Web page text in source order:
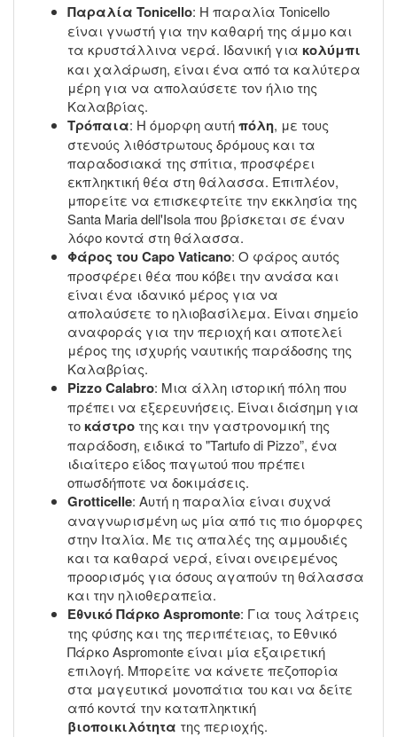
Παραλία Tonicello: Η παραλία Tonicello
είναι γνωστή για την καθαρή της άμμο και
τα κρυστάλλινα νερά. Ιδανική για κολύμπι
και χαλάρωση, είναι ένα από τα καλύτερα
μέρη για να απολαύσετε τον ήλιο της
Καλαβρίας.
Τρόπαια: Η όμορφη αυτήπόλη, με τους
στενούς λιθόστρωτους δρόμους και τα
παραδοσιακά της σπίτια, προσφέρει
εκπληκτική θέα στη θάλασσα. Επιπλέον,
μπορείτε να επισκεφτείτε την εκκλησία της
Santa Maria dell'Isola που βρίσκεται σε έναν
λόφο κοντά στη θάλασσα.
Φάρος του Capo Vaticano: Ο φάρος αυτός
προσφέρει θέα που κόβει την ανάσα και
είναι ένα ιδανικό μέρος για να
απολαύσετε το ηλιοβασίλεμα. Είναι σημείο
αναφοράς για την περιοχή και αποτελεί
μέρος της ισχυρής ναυτικής παράδοσης της
Καλαβρίας.
Pizzo Calabro: Μια άλλη ιστορική πόλη που
πρέπει να εξερευνήσεις. Είναι διάσημη για
τοκάστρο της και την γαστρονομική της
παράδοση, ειδικά το "Tartufo di Pizzo”, ένα
ιδιαίτερο είδος παγωτού που πρέπει
οπωσδήποτε να δοκιμάσεις.
Grotticelle: Αυτή η παραλία είναι συχνά
αναγνωρισμένη ως μία από τις πιο όμορφες
στην Ιταλία. Με τις απαλές της αμμουδιές
και τα καθαρά νερά, είναι ονειρεμένος
προορισμός για όσους αγαπούν τη θάλασσα
και την ηλιοθεραπεία.
Εθνικό Πάρκο Aspromonte: Για τους λάτρεις
της φύσης και της περιπέτειας, το Εθνικό
Πάρκο Aspromonte είναι μία εξαιρετική
επιλογή. Μπορείτε να κάνετε πεζοπορία
στα μαγευτικά μονοπάτια του και να δείτε
από κοντά την καταπληκτική
βιοποικιλότητα της περιοχής.